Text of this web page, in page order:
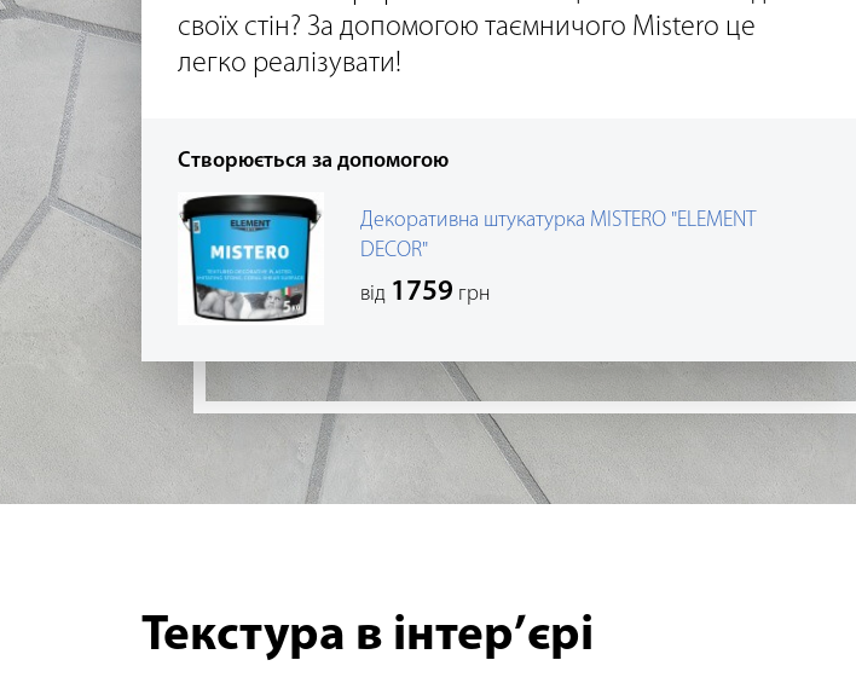
своїх стін? За допомогою таємничого Mistero це
легко реалізувати!
Створюється за допомогою
Декоративна штукатурка MISTERO "ELEMENT
DECOR"
від 1759 грн
Текстура в інтер’єрі